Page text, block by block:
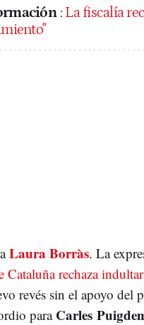
: La fiscalía
Laura Borràs. La
Cataluña rechaza
revés sin el apoyo del
para Carles